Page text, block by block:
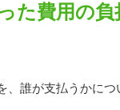
た費用の負
、誰が支払うかに